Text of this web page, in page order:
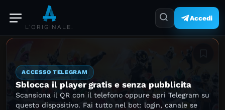
L'ORIGINALE.
Accedi
ACCESSO TELEGRAM
Sblocca il player gratis e senza pubblicita
Scansiona il QR con il telefono oppure apri Telegram su
questo dispositivo. Fai tutto nel bot: login, canale se